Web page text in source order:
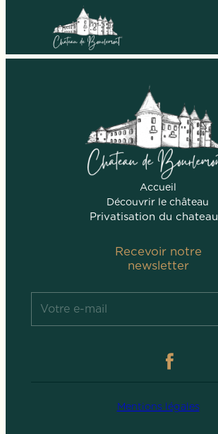
Absolument merveilleux
Accueil
Découvrir le château
Privatisation du chateau
Recevoir notre
newsletter
Mentions légales